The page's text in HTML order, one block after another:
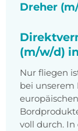
Dreher
(m/w/d)
Nur fliegen
bei unserem
voll durch. In